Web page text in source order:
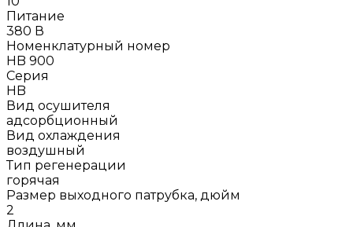
Питание
380 В
Номенклатурный номер
HB 900
Серия
HB
Вид осушителя
адсорбционный
Вид охлаждения
воздушный
Тип регенерации
горячая
Размер выходного патрубка, дюйм
2